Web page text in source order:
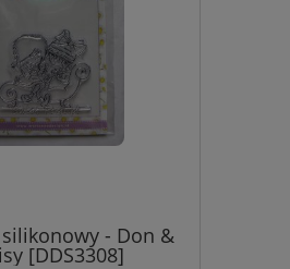
- Don &
[DDS3308]